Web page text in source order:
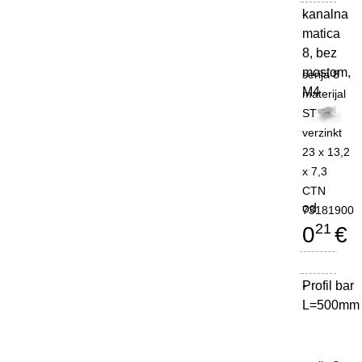
kanalna
matica
8, bez
mostom,
M4
-
serija 8
materijal
ST
verzinkt
23 x 13,2
x 7,3
CTN
73181900
od
021 €
Profil bar
L=500mm
-